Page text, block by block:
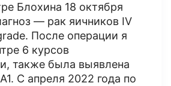
Блохина 18 октября
— рак яичников IV
После операции я
6 курсов
также была выявлена
С апреля 2022 года по